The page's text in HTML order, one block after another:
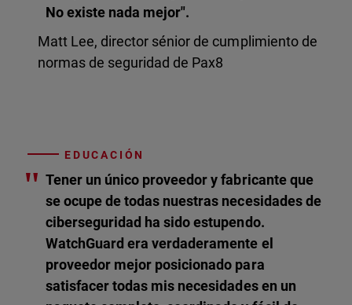
No existe nada mejor".
Matt Lee, director sénior de cumplimiento de
normas de seguridad de Pax8
EDUCACIÓN
" Tener un único proveedor y fabricante que
se ocupe de todas nuestras necesidades de
ciberseguridad ha sido estupendo.
WatchGuard era verdaderamente el
proveedor mejor posicionado para
satisfacer todas mis necesidades en un